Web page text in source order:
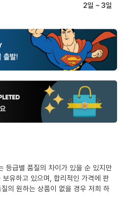
2일 ~ 3일
등급별 품질의 차이가 있을 순 있지만
유하고 있으며, 합리적인 가격에 판
의 원하는 상품이 없을 경우 저희 하